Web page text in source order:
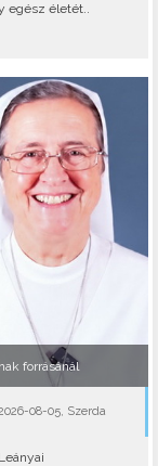
egész életét..
forrásánál
08-05, Szerda